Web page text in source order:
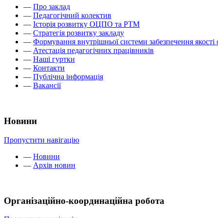
— Про заклад
— Педагогічний колектив
— Історія розвитку ОЦПО та РТМ
— Стратегія розвитку закладу
— Формування внутрішньої системи забезпечення якості
— Атестація педагогічних працівників
— Наші гуртки
— Контакти
— Публічна інформація
— Вакансії
Новини
Пропустити навігацію
— Новини
— Архів новин
Організаційно-координаційна робота